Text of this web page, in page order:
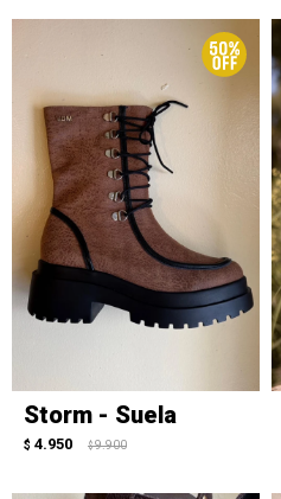
Storm - Suela
$ 4.950 $ 9.900